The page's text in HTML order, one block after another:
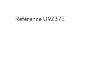
pour prendre en charge les
RéférenceU9Z37E